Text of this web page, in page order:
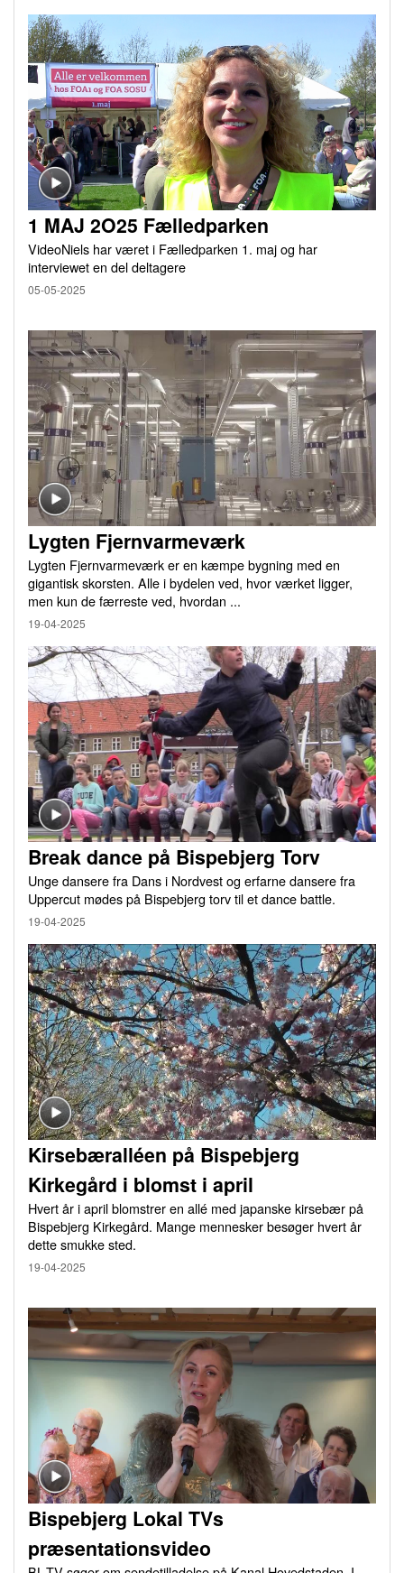
1 MAJ 2O25 Fælledparken
VideoNiels har været i Fælledparken 1. maj og har
interviewet en del deltagere
05-05-2025
Lygten Fjernvarmeværk
Lygten Fjernvarmeværk er en kæmpe bygning med en
gigantisk skorsten. Alle i bydelen ved, hvor værket ligger,
men kun de færreste ved, hvordan ...
19-04-2025
Break dance på Bispebjerg Torv
Unge dansere fra Dans i Nordvest og erfarne dansere fra
Uppercut mødes på Bispebjerg torv til et dance battle.
19-04-2025
Kirsebæralléen på Bispebjerg
Kirkegård i blomst i april
Hvert år i april blomstrer en allé med japanske kirsebær på
Bispebjerg Kirkegård. Mange mennesker besøger hvert år
dette smukke sted.
19-04-2025
Bispebjerg Lokal TVs
præsentationsvideo